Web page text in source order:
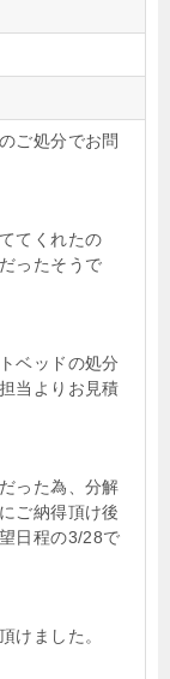
ご処分でお問
てくれたの
ったそうで
ベッドの処分
当よりお見積
った為、分解
ご納得頂け後
日程の3/28で
けました。